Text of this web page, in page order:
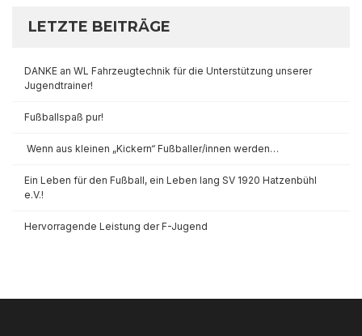
LETZTE BEITRÄGE
DANKE an WL Fahrzeugtechnik für die Unterstützung unserer
Jugendtrainer!
Fußballspaß pur!
Wenn aus kleinen „Kickern“ Fußballer/innen werden…
Ein Leben für den Fußball, ein Leben lang SV 1920 Hatzenbühl
e.V.!
Hervorragende Leistung der F-Jugend